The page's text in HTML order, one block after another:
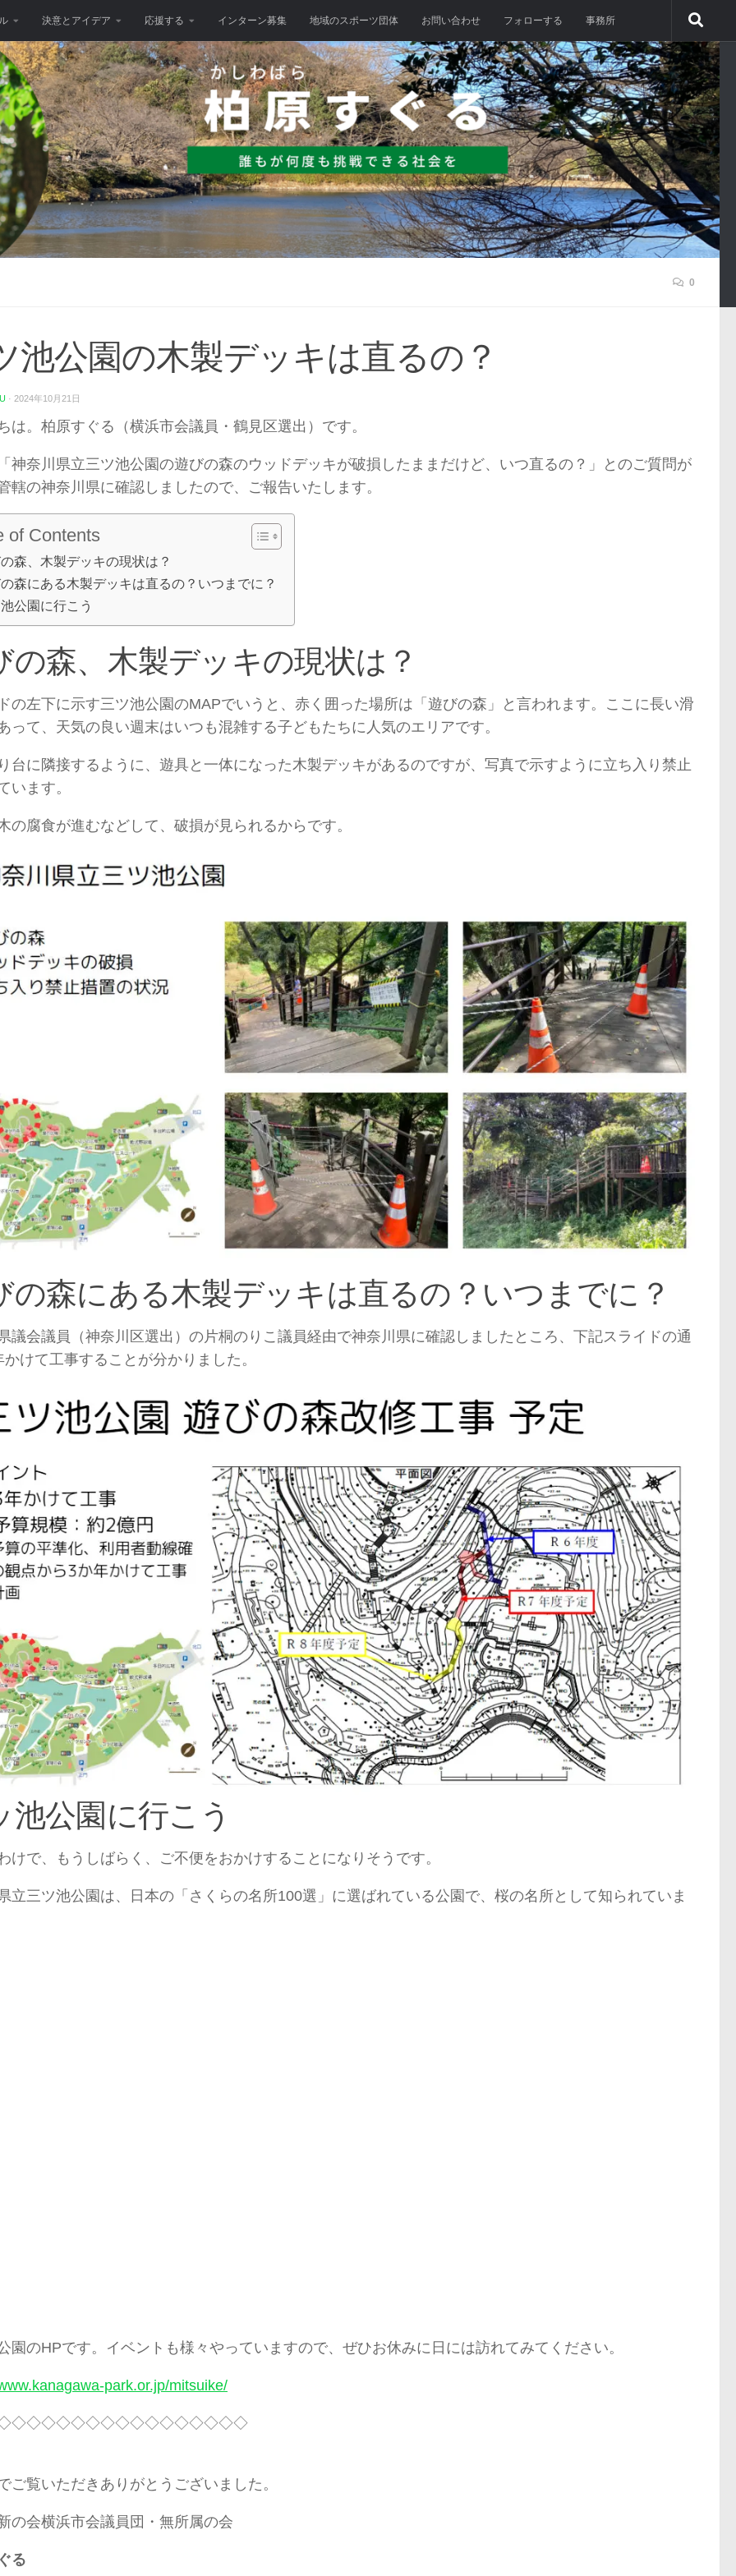
決意とアイデア 応援する インターン募集 地域のスポーツ団体 お問い合わせ フォローする 事務所
0
池公園の木製デッキは直るの？
· 2024年10月21日
は。柏原すぐる（横浜市会議員・鶴見区選出）です。
神奈川県立三ツ池公園の遊びの森のウッドデッキが破損したままだけど、いつ直るの？」とのご質問が
轄の神奈川県に確認しましたので、ご報告いたします。
of Contents
森、木製デッキの現状は？
森にある木製デッキは直るの？いつまでに？
公園に行こう
の森、木製デッキの現状は？
の左下に示す三ツ池公園のMAPでいうと、赤く囲った場所は「遊びの森」と言われます。ここに長い滑
って、天気の良い週末はいつも混雑する子どもたちに人気のエリアです。
台に隣接するように、遊具と一体になった木製デッキがあるのですが、写真で示すように立ち入り禁止
います。
の腐食が進むなどして、破損が見られるからです。
の森にある木製デッキは直るの？いつまでに？
議会議員（神奈川区選出）の片桐のりこ議員経由で神奈川県に確認しましたところ、下記スライドの通
けて工事することが分かりました。
池公園に行こう
けで、もうしばらく、ご不便をおかけすることになりそうです。
立三ツ池公園は、日本の「さくらの名所100選」に選ばれている公園で、桜の名所として知られていま
園のHPです。イベントも様々やっていますので、ぜひお休みに日には訪れてみてください。
park.or.jp/mitsuike/
ご覧いただきありがとうございました。
の会横浜市会議員団・無所属の会
る